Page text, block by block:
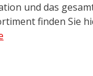
und das
finden Sie